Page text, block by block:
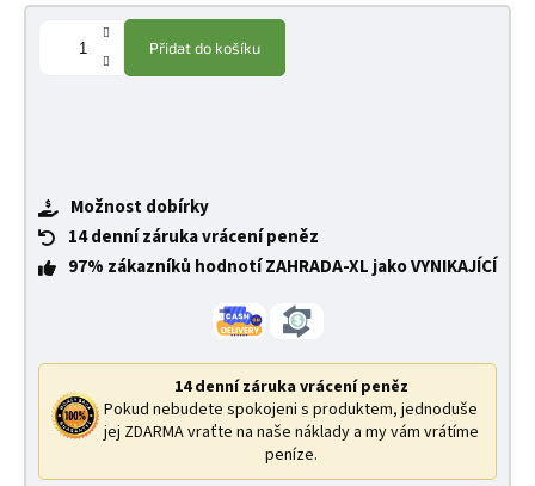
Přidat do košíku
Možnost dobírky
14 denní záruka vrácení peněz
97% zákazníků hodnotí ZAHRADA-XL jako VYNIKAJÍCÍ
14 denní záruka vrácení peněz
Pokud nebudete spokojeni s produktem, jednoduše
jej ZDARMA vraťte na naše náklady a my vám vrátíme
peníze.